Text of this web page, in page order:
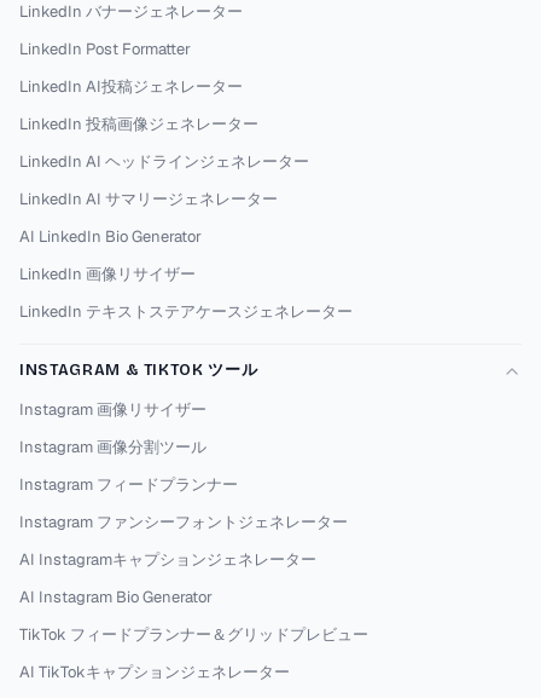
LinkedIn バナージェネレーター
LinkedIn Post Formatter
LinkedIn AI投稿ジェネレーター
LinkedIn 投稿画像ジェネレーター
LinkedIn AI ヘッドラインジェネレーター
LinkedIn AI サマリージェネレーター
AI LinkedIn Bio Generator
LinkedIn 画像リサイザー
LinkedIn テキストステアケースジェネレーター
INSTAGRAM & TIKTOK ツール
Instagram 画像リサイザー
Instagram 画像分割ツール
Instagram フィードプランナー
Instagram ファンシーフォントジェネレーター
AI Instagramキャプションジェネレーター
AI Instagram Bio Generator
TikTok フィードプランナー＆グリッドプレビュー
AI TikTokキャプションジェネレーター